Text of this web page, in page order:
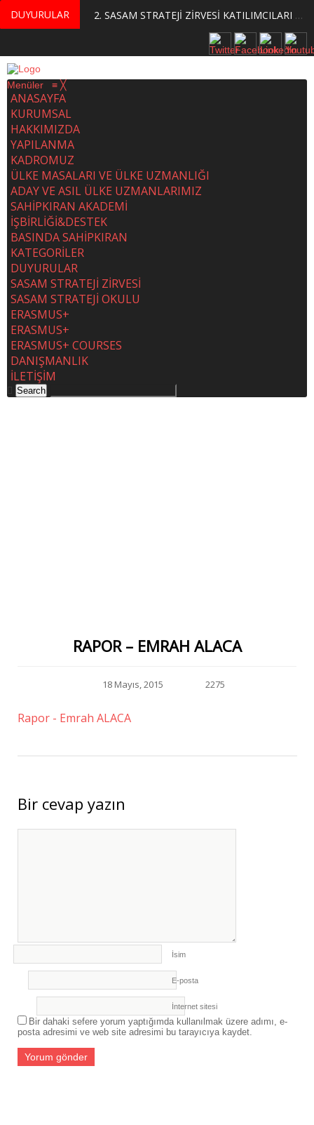
DUYURULAR
MERKEZİMİZ BÜNYESİNDE YETİŞTİRİLMEK ÜZERE GÖNÜLLÜ ÜLKE MASASI UZMANI VE UZMAN ADAYLARI ARIYORUZ 2. SASAM STRATEJİ ZİRVESİ KATILIMCILARI BELLİ OLDU
Menüler ≡ ╳
ANASAYFA
KURUMSAL
HAKKIMIZDA
YAPILANMA
KADROMUZ
ÜLKE MASALARI VE ÜLKE UZMANLIĞI
ADAY VE ASIL ÜLKE UZMANLARIMIZ
SAHİPKIRAN AKADEMİ
İŞBİRLİĞİ&DESTEK
BASINDA SAHİPKIRAN
KATEGORİLER
DUYURULAR
SASAM STRATEJİ ZİRVESİ
SASAM STRATEJİ OKULU
ERASMUS+
ERASMUS+
ERASMUS+ COURSES
DANIŞMANLIK
İLETİŞİM
RAPOR – EMRAH ALACA
18 Mayıs, 2015 2275
Rapor - Emrah ALACA
Bir cevap yazın
İsim
E-posta
İnternet sitesi
Bir dahaki sefere yorum yaptığımda kullanılmak üzere adımı, e-
posta adresimi ve web site adresimi bu tarayıcıya kaydet.